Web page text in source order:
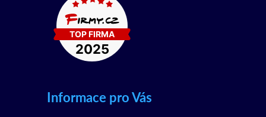
Informace pro Vás